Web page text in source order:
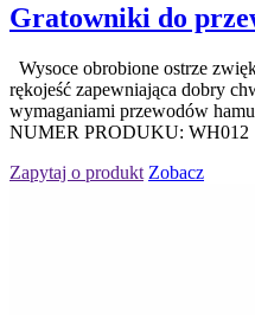
Gratowniki do
Wysoce obrobione ostrze
rękojeść zapewniająca dobry
wymaganiami przewodów
NUMER PRODUKU: WH012
Zapytaj o produkt Zobacz